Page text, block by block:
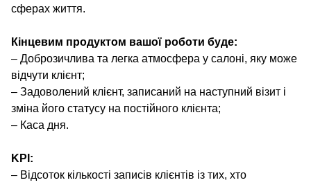
сферах життя.
Кінцевим продуктом вашої роботи буде:
– Доброзичлива та легка атмосфера у салоні, яку може
відчути клієнт;
– Задоволений клієнт, записаний на наступний візит і
зміна його статусу на постійного клієнта;
– Каса дня.
KPI:
– Відсоток кількості записів клієнтів із тих, хто